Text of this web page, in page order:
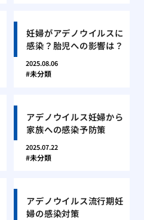
妊婦がアデノウイルスに
感染？胎児への影響は？
2025.08.06
未分類
アデノウイルス妊婦から
家族への感染予防策
2025.07.22
未分類
アデノウイルス流行期妊
婦の感染対策